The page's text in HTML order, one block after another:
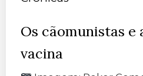
Os cãomunistas e
vacina